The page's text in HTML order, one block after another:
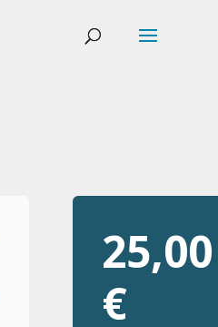
25,00
€